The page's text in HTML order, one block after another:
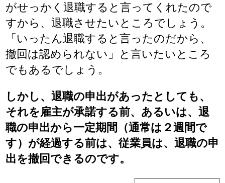
がせっかく退職すると言ってくれたので
すから、退職させたいところでしょう。
「いったん退職すると言ったのだから、
撤回は認められない」と言いたいところ
でもあるでしょう。
しかし、退職の申出があったとしても、
それを雇主が承諾する前、あるいは、退
職の申出から一定期間（通常は２週間で
す）が経過する前は、従業員は、退職の申
出を撤回できるのです。